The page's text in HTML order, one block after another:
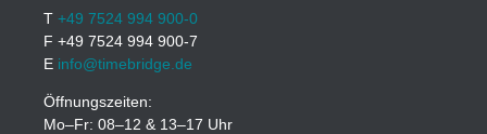
T +49 7524 994 900-0
F +49 7524 994 900-7
E info@timebridge.de
Öffnungszeiten:
Mo–Fr: 08–12 & 13–17 Uhr